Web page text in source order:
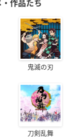
作品たち
鬼滅の刃
刀剣乱舞